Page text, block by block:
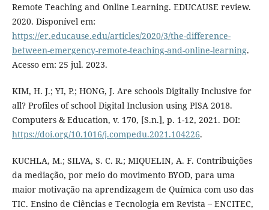
Remote Teaching and Online Learning. EDUCAUSE review.
2020. Disponível em:
https://er.educause.edu/articles/2020/3/the-difference-
between-emergency-remote-teaching-and-online-learning.
Acesso em: 25 jul. 2023.
KIM, H. J.; YI, P.; HONG, J. Are schools Digitally Inclusive for
all? Profiles of school Digital Inclusion using PISA 2018.
Computers & Education, v. 170, [S.n.], p. 1-12, 2021. DOI:
https://doi.org/10.1016/j.compedu.2021.104226.
KUCHLA, M.; SILVA, S. C. R.; MIQUELIN, A. F. Contribuições
da mediação, por meio do movimento BYOD, para uma
maior motivação na aprendizagem de Química com uso das
TIC. Ensino de Ciências e Tecnologia em Revista – ENCITEC,